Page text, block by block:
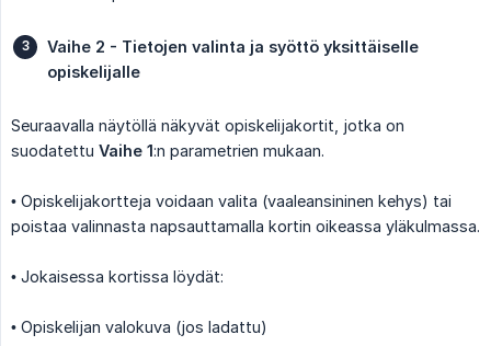
Vaihe 2 - Tietojen valinta ja syöttö yksittäiselle
opiskelijalle
Seuraavalla näytöllä näkyvät opiskelijakortit, jotka on
suodatettu Vaihe 1:n parametrien mukaan.
• Opiskelijakortteja voidaan valita (vaaleansininen kehys) tai
poistaa valinnasta napsauttamalla kortin oikeassa yläkulmassa.
• Jokaisessa kortissa löydät:
• Opiskelijan valokuva (jos ladattu)